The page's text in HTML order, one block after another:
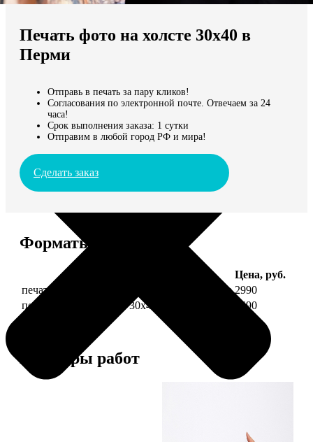
Мы доставляем по всему миру
Продолжить без города
Печать фото на холсте 30х40 в
Перми
Отправь в печать за пару кликов!
Согласования по электронной почте. Отвечаем за 24
часа!
Срок выполнения заказа: 1 сутки
Отправим в любой город РФ и мира!
Сделать заказ
Форматы и цены
Цена, руб.
печать фото на холсте 30х40 на подрамнике 2990
печать фото на холсте 30х40 в раме
5490
Примеры работ